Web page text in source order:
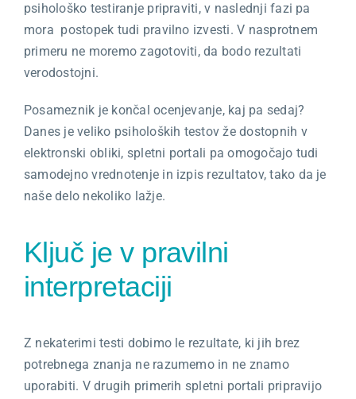
psihološko testiranje pripraviti, v naslednji fazi pa
mora postopek tudi pravilno izvesti. V nasprotnem
primeru ne moremo zagotoviti, da bodo rezultati
verodostojni.
Posameznik je končal ocenjevanje, kaj pa sedaj?
Danes je veliko psiholoških testov že dostopnih v
elektronski obliki, spletni portali pa omogočajo tudi
samodejno vrednotenje in izpis rezultatov, tako da je
naše delo nekoliko lažje.
Ključ je v pravilni
interpretaciji
Z nekaterimi testi dobimo le rezultate, ki jih brez
potrebnega znanja ne razumemo in ne znamo
uporabiti. V drugih primerih spletni portali pripravijo